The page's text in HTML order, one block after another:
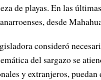
de playas. En las
desde
consideró
del sargazo se
y extranjeros,